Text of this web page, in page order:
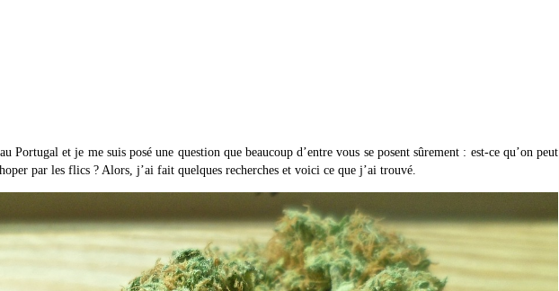
Portugal et je me suis posé une question que beaucoup d’entre vous se posent sûrement : est-ce qu’on peut
par les flics ? Alors, j’ai fait quelques recherches et voici ce que j’ai trouvé.